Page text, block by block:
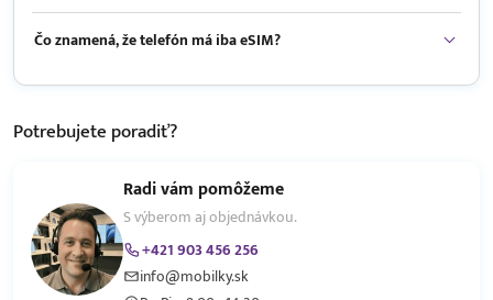
Čo znamená, že telefón má iba eSIM?
Potrebujete poradiť?
Radi vám pomôžeme
S výberom aj objednávkou.
+421 903 456 256
info@mobilky.sk